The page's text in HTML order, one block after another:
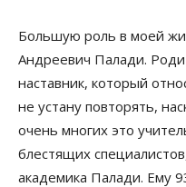
Большую роль в моей
Андреевич Палади.
наставник, который
не устану повторять,
очень многих это
блестящих
академика Палади. Ему